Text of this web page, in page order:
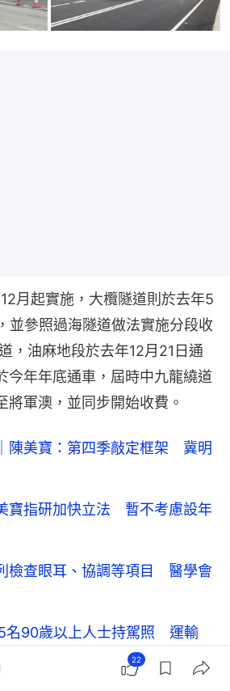
月起實施，大欖隧道則於去年5
並參照過海隧道做法實施分段收
，油麻地段於去年12月21日通
今年年底通車，屆時中九龍繞道
將軍澳，並同步開始收費。
陳美寶：第四季敲定框架 冀明
寶指研加快立法 暫不考慮設年
檢查眼耳、協調等項目 醫學會
名90歲以上人士持駕照 運輸
22